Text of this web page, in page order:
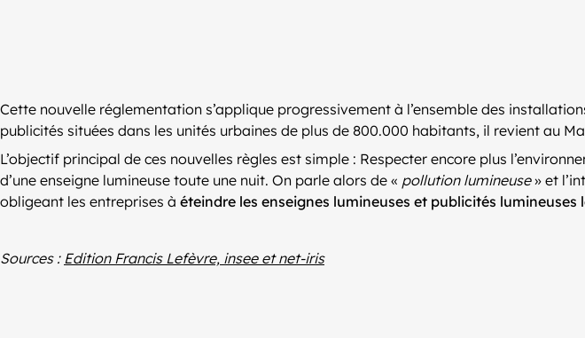
Cette nouvelle réglementation s’applique progressivement à l’ensemble des
publicités situées dans les unités urbaines de plus de 800.000 habitants, il revient au
L’objectif principal de ces nouvelles règles est simple : Respecter encore plus
d’une enseigne lumineuse toute une nuit. On parle alors de « pollution lumineuse» et
obligeant les entreprises à éteindre les enseignes lumineuses et publicités lumineuses
Sources : Edition Francis Lefèvre, insee et net-iris